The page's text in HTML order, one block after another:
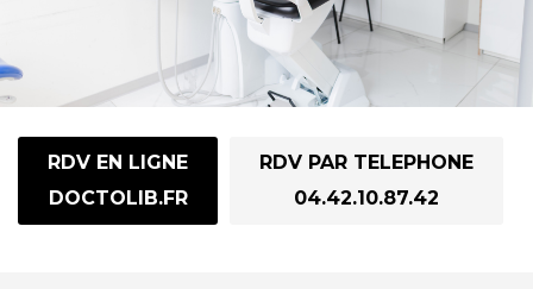
RDV EN LIGNE
DOCTOLIB.FR
RDV PAR TELEPHONE
04.42.10.87.42